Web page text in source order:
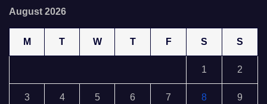
August 2026
M T W T F S S
1 2
3 4 5 6 7 8 9